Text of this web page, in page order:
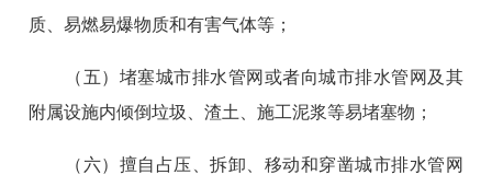
质、易燃易爆物质和有害气体等；
（五）堵塞城市排水管网或者向城市排水管网及其
附属设施内倾倒垃圾、渣土、施工泥浆等易堵塞物；
（六）擅自占压、拆卸、移动和穿凿城市排水管网